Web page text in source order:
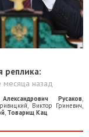
реплика:
назад
Русаков,
, Виктор Гриневич,
, Товарищ Кац